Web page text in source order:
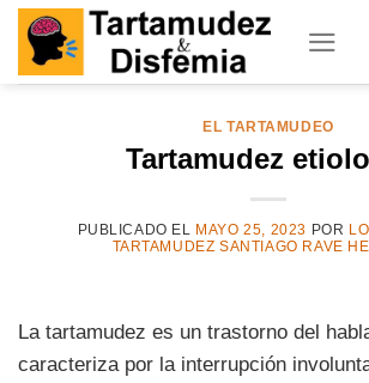
Skip
content
EL TARTAMUDEO
Tartamudez
PUBLICADO EL MAYO 25, 2023 POR
TARTAMUDEZ SANTIAGO RAVE
La tartamudez es un trastorno del
caracteriza por la interrupción